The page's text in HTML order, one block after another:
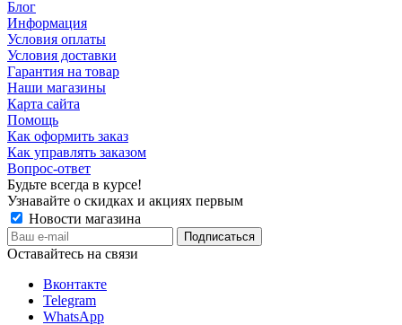
Блог
Информация
Условия оплаты
Условия доставки
Гарантия на товар
Наши магазины
Карта сайта
Помощь
Как оформить заказ
Как управлять заказом
Вопрос-ответ
Будьте всегда в курсе!
Узнавайте о скидках и акциях первым
Новости магазина
Оставайтесь на связи
Вконтакте
Telegram
WhatsApp